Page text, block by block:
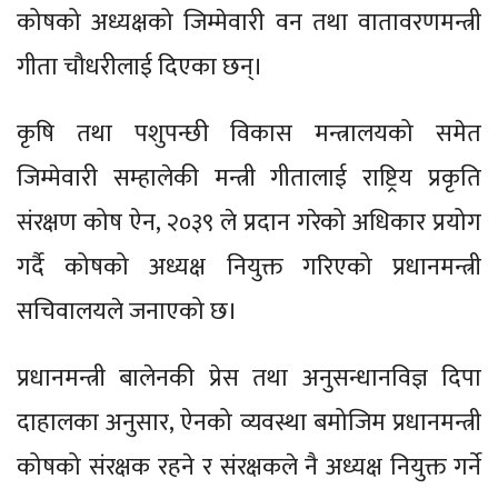
कोषको अध्यक्षको जिम्मेवारी वन तथा वातावरणमन्त्री
गीता चौधरीलाई दिएका छन्।
कृषि तथा पशुपन्छी विकास मन्त्रालयको समेत
जिम्मेवारी सम्हालेकी मन्त्री गीतालाई राष्ट्रिय प्रकृति
संरक्षण कोष ऐन, २०३९ ले प्रदान गरेको अधिकार प्रयोग
गर्दै कोषको अध्यक्ष नियुक्त गरिएको प्रधानमन्त्री
सचिवालयले जनाएको छ।
प्रधानमन्त्री बालेनकी प्रेस तथा अनुसन्धानविज्ञ दिपा
दाहालका अनुसार, ऐनको व्यवस्था बमोजिम प्रधानमन्त्री
कोषको संरक्षक रहने र संरक्षकले नै अध्यक्ष नियुक्त गर्ने